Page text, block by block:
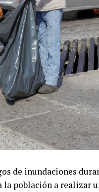
de inundaciones
población a realizar